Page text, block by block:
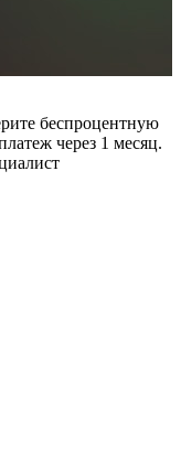
беспроцентную
через 1 месяц.